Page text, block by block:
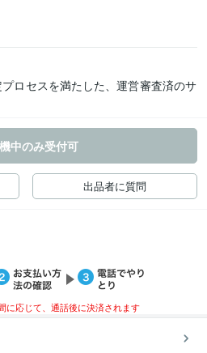
ロセスを満たした、運営審査済のサ
中のみ受付可
出品者に質問
に応じて、通話後に決済されます